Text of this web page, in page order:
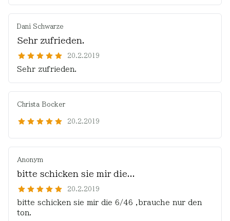
Dani Schwarze
Sehr zufrieden.
20.2.2019
Sehr zufrieden.
Christa Bocker
20.2.2019
Anonym
bitte schicken sie mir die...
20.2.2019
bitte schicken sie mir die 6/46 ,brauche nur den
ton.